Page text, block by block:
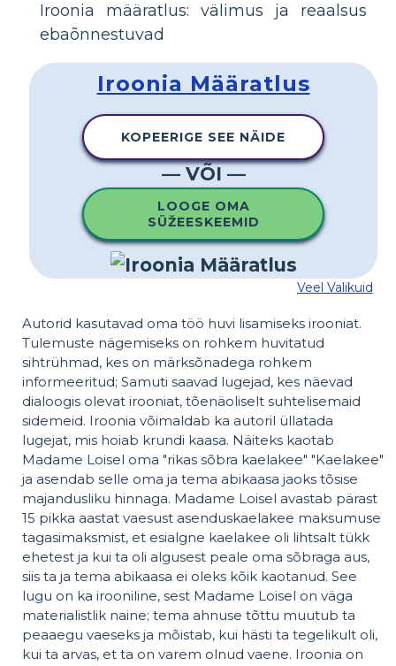
Iroonia määratlus: välimus ja reaalsus
ebaõnnestuvad
Iroonia Määratlus
KOPEERIGE SEE NÄIDE
— VÕI —
LOOGE OMA
SÜŽEESKEEMID
Veel Valikuid
Autorid kasutavad oma töö huvi lisamiseks irooniat.
Tulemuste nägemiseks on rohkem huvitatud
sihtrühmad, kes on märksõnadega rohkem
informeeritud; Samuti saavad lugejad, kes näevad
dialoogis olevat irooniat, tõenäoliselt suhtelisemaid
sidemeid. Iroonia võimaldab ka autoril üllatada
lugejat, mis hoiab krundi kaasa. Näiteks kaotab
Madame Loisel oma "rikas sõbra kaelakee" "Kaelakee"
ja asendab selle oma ja tema abikaasa jaoks tõsise
majandusliku hinnaga. Madame Loisel avastab pärast
15 pikka aastat vaesust asenduskaelakee maksumuse
tagasimaksmist, et esialgne kaelakee oli lihtsalt tükk
ehetest ja kui ta oli algusest peale oma sõbraga aus,
siis ta ja tema abikaasa ei oleks kõik kaotanud. See
lugu on ka irooniline, sest Madame Loisel on väga
materialistlik naine; tema ahnuse tõttu muutub ta
peaaegu vaeseks ja mõistab, kui hästi ta tegelikult oli,
kui ta arvas, et ta on varem olnud vaene. Iroonia on